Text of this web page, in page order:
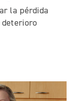
la pérdida